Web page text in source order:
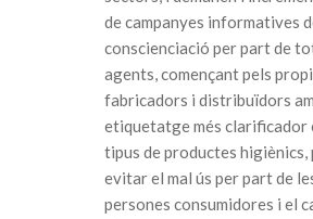
de campanyes informatives
conscienciació per part de
agents, començant pels
fabricadors i distribuïdors
etiquetatge més clarificador
tipus de productes higiènics,
evitar el mal ús per part de
persones consumidores i el